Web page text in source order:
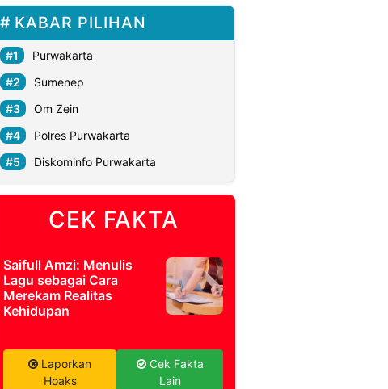
KABAR PILIHAN
Purwakarta
Sumenep
Om Zein
Polres Purwakarta
Diskominfo Purwakarta
CEK FAKTA
Saifull Amzi: Menulis
Lagu sebagai Cara
Merekam Realitas
Kehidupan
Laporkan
Hoaks
Cek Fakta
Lain